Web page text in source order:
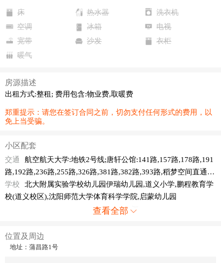
床 热水器
洗衣机
空调
冰箱
电视
宽带
沙发
衣柜
暖气
房源描述
出租方式:整租; 费用包含:物业费,取暖费
郑重提示：请您在签订合同之前，切勿支付任何形式的费用，以
免上当受骗。
小区配套
交通
航空航天大学:地铁2号线;唐轩公馆:141路,157路,178路,191
路,192路,236路,255路,326路,381路,382路,393路,稻梦空间直通
车;道义大街正良二路:141路,178路,191路,192路,236路,255路,381
路,393路,稻梦空间直通车;正良二路:382路;唐轩公馆北:121路,178
路,178路区间,182路,192路;沈阳师范大学北门:121路,178路,178路
学校
北大附属实验学校幼儿园伊瑞幼儿园,道义小学,鹏程教育学
校(道义校区),沈阳师范大学体育科学学院,启蒙幼儿园
查看全部
位置及周边
地址：蒲昌路1号